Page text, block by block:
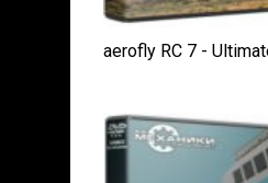
aerofly RC 7 -